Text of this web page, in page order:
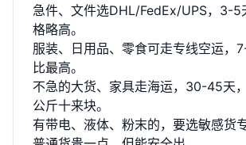
急件、文件选DHL/FedEx/UPS，3-5
格略高。
服装、日用品、零食可走专线空运，
比最高。
不急的大货、家具走海运，30-45天
公斤十来块。
有带电、液体、粉末的，要选敏感货